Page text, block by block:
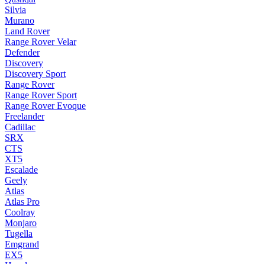
Silvia
Murano
Land Rover
Range Rover Velar
Defender
Discovery
Discovery Sport
Range Rover
Range Rover Sport
Range Rover Evoque
Freelander
Cadillac
SRX
CTS
XT5
Escalade
Geely
Atlas
Atlas Pro
Coolray
Monjaro
Tugella
Emgrand
EX5